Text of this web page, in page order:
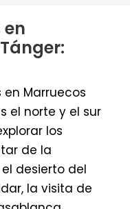
en
en Marruecos
el norte y el sur
los
de la
desierto del
la visita de